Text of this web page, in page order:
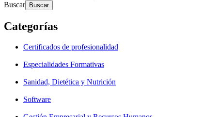
Buscar
Categorías
Certificados de profesionalidad
Especialidades Formativas
Sanidad, Dietética y Nutrición
Software